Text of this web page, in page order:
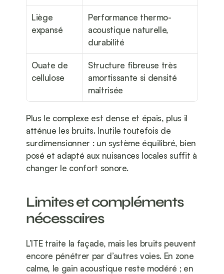
Liège
expansé
Performance thermo-
acoustique naturelle,
durabilité
Ouate de
cellulose
Structure fibreuse très
amortissante si densité
maîtrisée
Plus le complexe est dense et épais, plus il
atténue les bruits. Inutile toutefois de
surdimensionner : un système équilibré, bien
posé et adapté aux nuisances locales suffit à
changer le confort sonore.
Limites et compléments
nécessaires
L’ITE traite la façade, mais les bruits peuvent
encore pénétrer par d’autres voies. En zone
calme, le gain acoustique reste modéré ; en